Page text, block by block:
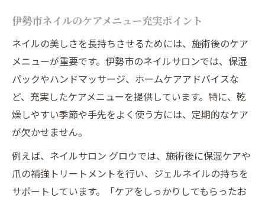
伊勢市ネイルのケアメニュー充実ポイント
ネイルの美しさを長持ちさせるためには、施術後のケア
メニューが重要です。伊勢市のネイルサロンでは、保湿
パックやハンドマッサージ、ホームケアアドバイスな
ど、充実したケアメニューを提供しています。特に、乾
燥しやすい季節や手先をよく使う方には、定期的なケア
が欠かせません。
例えば、ネイルサロン グロウでは、施術後に保湿ケアや
爪の補強トリートメントを行い、ジェルネイルの持ちを
サポートしています。「ケアをしっかりしてもらったお